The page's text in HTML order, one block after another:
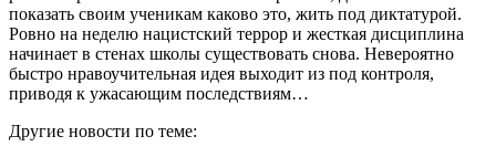
показать своим ученикам каково это, жить под диктатурой.
Ровно на неделю нацистский террор и жесткая дисциплина
начинает в стенах школы существовать снова. Невероятно
быстро нравоучительная идея выходит из под контроля,
приводя к ужасающим последствиям…
Другие новости по теме: